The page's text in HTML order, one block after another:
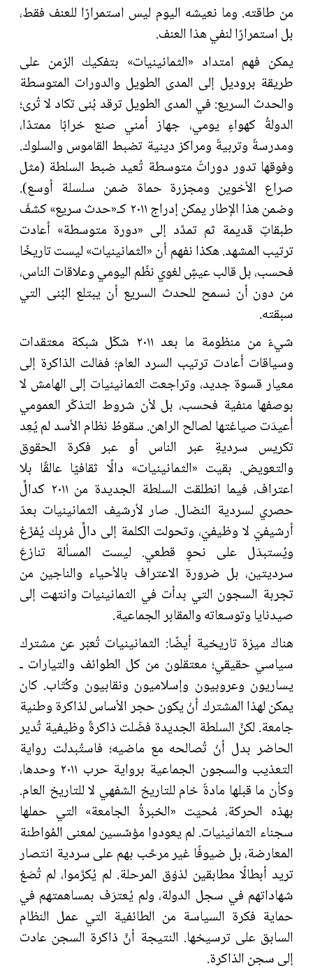
من طاقته. وما نعيشه اليوم ليس استمرارًا للعنف فقط،
بل استمرارًا لنفي هذا العنف.
يمكن فهم امتداد «الثمانينيات» بتفكيك الزمن على
طريقة بروديل إلى المدى الطويل والدورات المتوسطة
والحدث السريع: في المدى الطويل ترقد بُنى تكاد لا تُرى؛
الدولةُ كهواءٍ يومي، جهاز أمني صنع خرابًا ممتدًا،
ومدرسةٌ وتربيةٌ ومراكز دينية تضبط القاموس والسلوك.
وفوقها تدور دوراتٌ متوسطة تُعيد ضبط السلطة (مثل
صراع الأخوين ومجزرة حماة ضمن سلسلة أوسع).
وضمن هذا الإطار يمكن إدراج ٢٠١١ كـ«حدث سريع» كشفَ
طبقاتٍ قديمة ثم تمدَّد إلى «دورة متوسطة» أعادت
ترتيب المشهد. هكذا نفهم أن «الثمانينيات» ليست تاريخًا
فحسب، بل قالب عيشٍ لغوي نظّم اليومي وعلاقات الناس،
من دون أن نسمح للحدث السريع أن يبتلع البُنى التي
سبقته.
شيءٌ من منظومة ما بعد ٢٠١١ شكّل شبكة معتقدات
وسياقات أعادت ترتيب السرد العام؛ فمَالت الذاكرة إلى
معيار قسوة جديد، وتراجعت الثمانينيات إلى الهامش لا
بوصفها منفية فحسب، بل لأن شروط التذكّر العمومي
أُعيدَت صياغتها لصالح الراهن. سقوطُ نظام الأسد لم يُعِد
تكريس سرديةٍ عبر الناس أو عبر فكرة الحقوق
والتعويض. بقيت «الثمانينيات» دالًا ثقافيًا عالقًا بلا
اعتراف، فيما انطلقت السلطة الجديدة من ٢٠١١ كدالٍّ
حصري لسردية النضال. صار لأرشيف الثمانينيات بعدٌ
أرشيفيّ لا وظيفيّ، وتحولت الكلمة إلى دالٍّ مُربِك يُفرَّغ
ويُستبدَل على نحوٍ قطعي. ليست المسألة تنازعَ
سرديتين، بل ضرورة الاعتراف بالأحياء والناجين من
تجربة السجون التي بدأت في الثمانينيات وانتهت إلى
صيدنايا وتوسعاته والمقابر الجماعية.
هناك ميزة تاريخية أيضًا: الثمانينيات تُعبّر عن مشترك
سياسي حقيقي؛ معتقلون من كل الطوائف والتيارات ـ
يساريون وعروبيون وإسلاميون ونقابيون وكُتّاب. كان
يمكن لهذا المشترك أنْ يكون حجر الأساس لذاكرة وطنية
جامعة. لكنَّ السلطة الجديدة فضّلت ذاكرةً وظيفية تُدير
الحاضر بدل أنْ تُصالحه مع ماضيه؛ فاستُبدلت رواية
التعذيب والسجون الجماعية برواية حرب ٢٠١١ وحدها،
وكأن ما قبلها مادةٌ خام للتاريخ الشفهي لا للتاريخ العام.
بهذه الحركة، مُحيَت «الخبرةُ الجامعة» التي حملها
سجناء الثمانينيات. لم يعودوا مؤسِّسين لمعنى المُواطنة
المعارضة، بل ضيوفًا غير مرحَّب بهم على سردية انتصار
تريد أبطالًا مطابقين لذوْق المرحلة. لم يُكرَّموا، لم تُصَغ
شهاداتهم في سجل الدولة، ولم يُعترَف بمساهمتهم في
حماية فكرة السياسة من الطائفية التي عمل النظام
السابق على ترسيخها. النتيجة أنَّ ذاكرة السجن عادت
إلى سجن الذاكرة.